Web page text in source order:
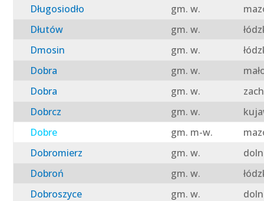
Długosiodło
gm. w.
Dłutów
gm. w.
Dmosin
gm. w.
Dobra
gm. w.
Dobra
gm. w.
Dobrcz
gm. w.
Dobre
gm. m-w.
Dobromierz
gm. w.
Dobroń
gm. w.
Dobroszyce
gm. w.